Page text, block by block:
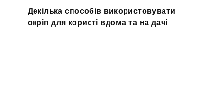
Декілька способів використовувати
окріп для користі вдома та на дачі